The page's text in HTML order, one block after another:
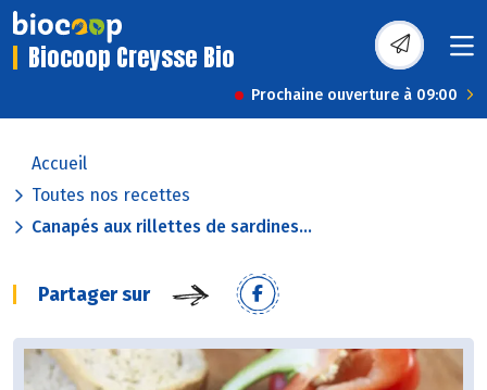
Biocoop Creysse Bio
Prochaine ouverture à 09:00
Accueil
Toutes nos recettes
Canapés aux rillettes de sardines...
Partager sur